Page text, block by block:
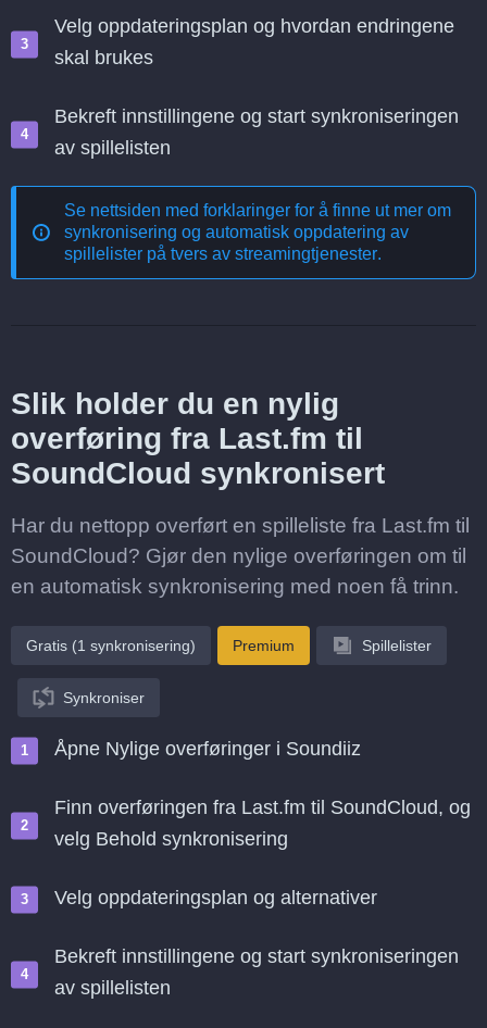
Velg oppdateringsplan og hvordan endringene
skal brukes
Bekreft innstillingene og start synkroniseringen
av spillelisten
Se nettsiden med forklaringer for å finne ut mer om
synkronisering og automatisk oppdatering av
spillelister på tvers av streamingtjenester.
Slik holder du en nylig
overføring fra Last.fm til
SoundCloud synkronisert
Har du nettopp overført en spilleliste fra Last.fm til
SoundCloud? Gjør den nylige overføringen om til
en automatisk synkronisering med noen få trinn.
Gratis (1 synkronisering) Premium Spillelister
Synkroniser
Åpne Nylige overføringer i Soundiiz
Finn overføringen fra Last.fm til SoundCloud, og
velg Behold synkronisering
Velg oppdateringsplan og alternativer
Bekreft innstillingene og start synkroniseringen
av spillelisten